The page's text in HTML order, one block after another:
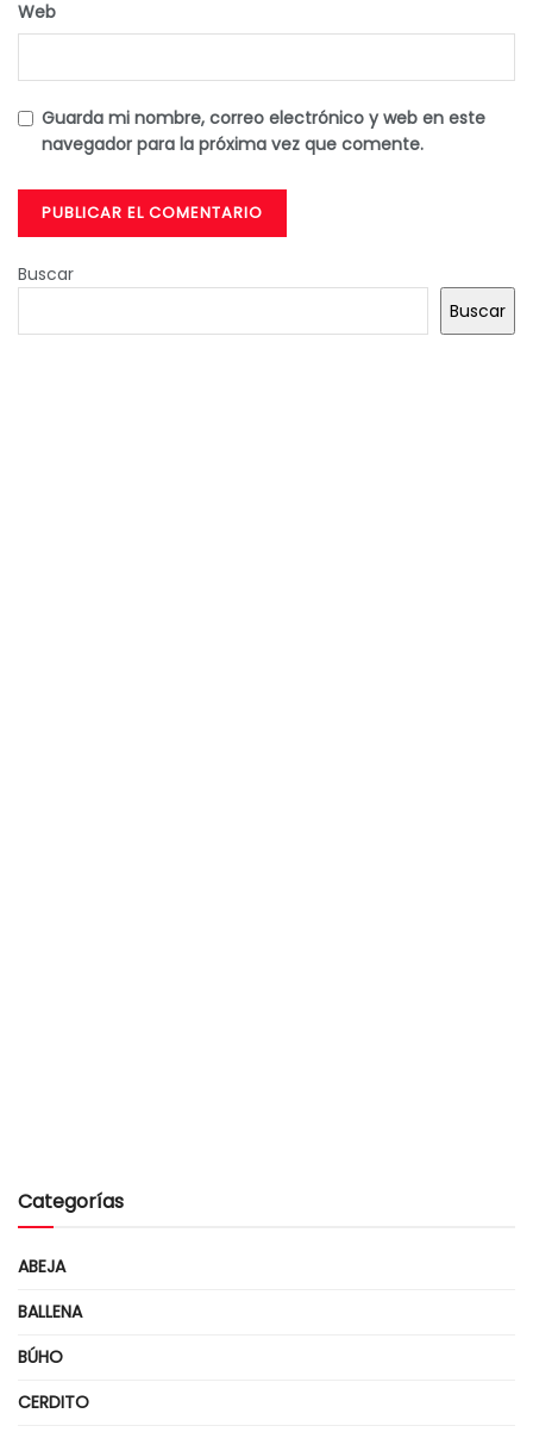
Web
Guarda mi nombre, correo electrónico y web en este
navegador para la próxima vez que comente.
Buscar
Buscar
Categorías
ABEJA
BALLENA
BÚHO
CERDITO